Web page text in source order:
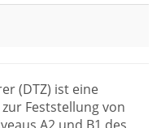
(DTZ) ist eine
Feststellung von